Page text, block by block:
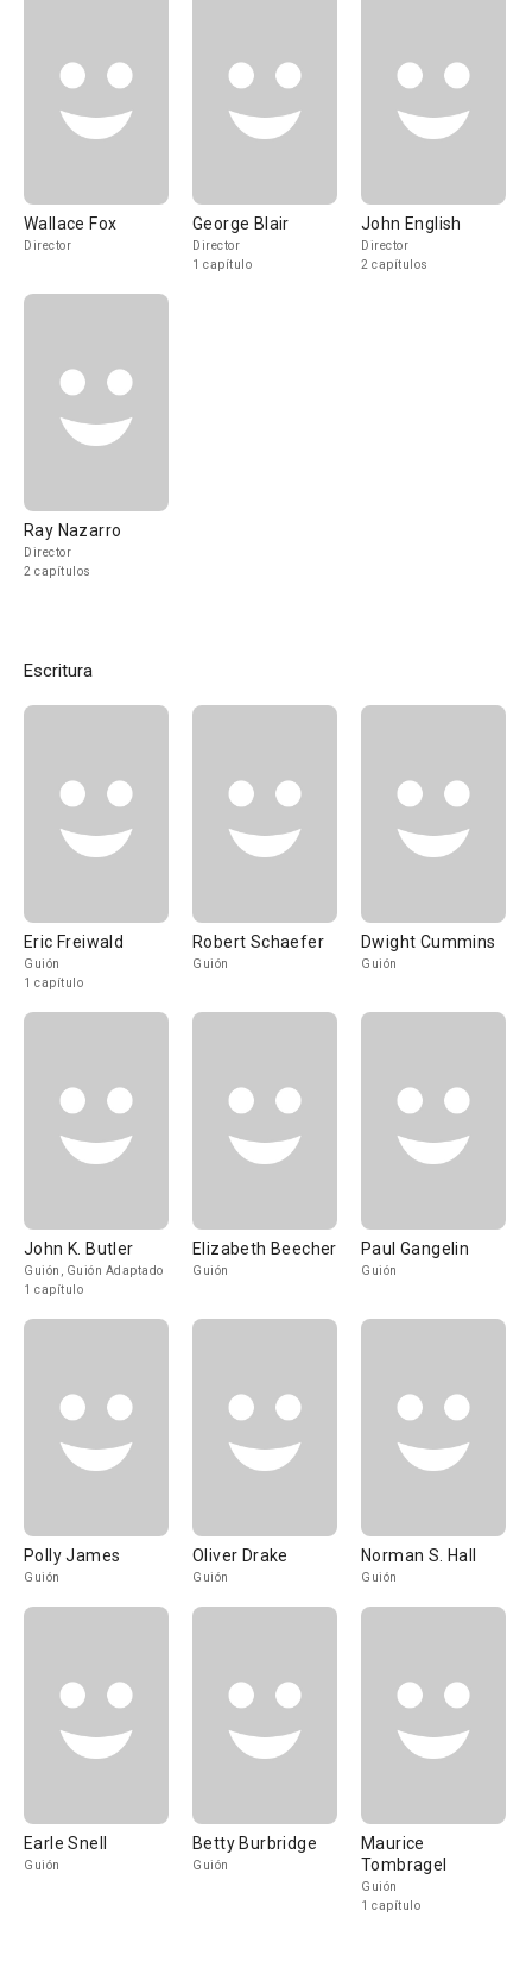
Wallace Fox
Director
George Blair
Director
1 capítulo
John English
Director
2 capítulos
Ray Nazarro
Director
2 capítulos
Escritura
Eric Freiwald
Guión
1 capítulo
Robert Schaefer
Guión
Dwight Cummins
Guión
John K. Butler
Guión, Guión Adaptado
1 capítulo
Elizabeth Beecher
Guión
Paul Gangelin
Guión
Polly James
Guión
Oliver Drake
Guión
Norman S. Hall
Guión
Earle Snell
Guión
Betty Burbridge
Guión
Maurice
Tombragel
Guión
1 capítulo